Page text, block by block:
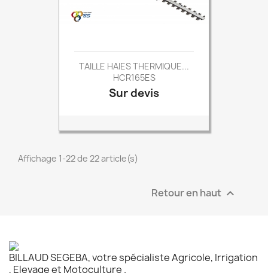
TAILLE HAIES THERMIQUE...
HCR165ES
Prix
Sur devis
Affichage 1-22 de 22 article(s)
Retour en haut 
BILLAUD SEGEBA, votre spécialiste Agricole, Irrigation
, Elevage et Motoculture .